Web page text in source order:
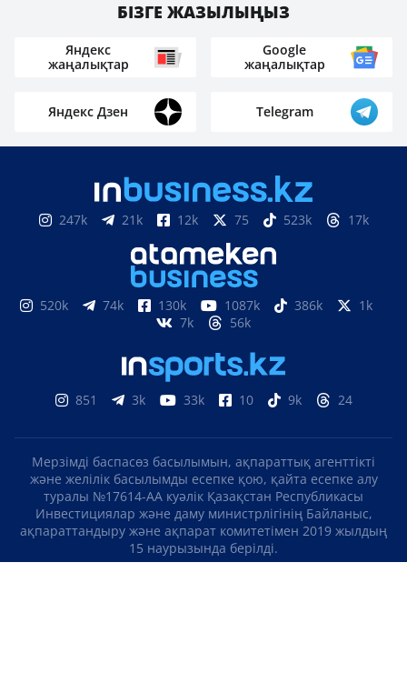
БІЗГЕ ЖАЗЫЛЫҢЫЗ
Яндекс
жаңалықтар
Google
жаңалықтар
Яндекс Дзен Telegram
247k 21k 12k 75 523k 17k
520k 74k 130k 1087k 386k
1k
7k
56k
851 3k 33k 10 9k 24
Мерзімді баспасөз басылымын, ақпараттық агенттікті
және желілік басылымды есепке қою, қайта есепке алу
туралы №17614-АА куәлік Қазақстан Республикасы
Инвестициялар және даму министрлігінің Байланыс,
ақпараттандыру және ақпарат комитетімен 2019 жылдың
15 наурызында берілді.